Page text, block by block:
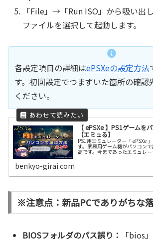
「File」→「Run ISO」から吸い出
ファイルを選択して起動します。
各設定項目の詳細はePSXeの設定方法
す。初回設定でつまずいた箇所の確認
ください。
【 ePSXe 】PS1ゲームを
【エミュる】
PS1用エミュレーター「 ePSXe
す。家庭用ゲーム機がパソコン
高です。今まであったエミュレ
Biosやプラグインが無くても快適
ターは著作権が度々問題視され
まで個人で楽しむものとして楽
benkyo-girai.com
※注意点：新品PCでありがちな
BIOSフォルダのパス誤り： 「bios